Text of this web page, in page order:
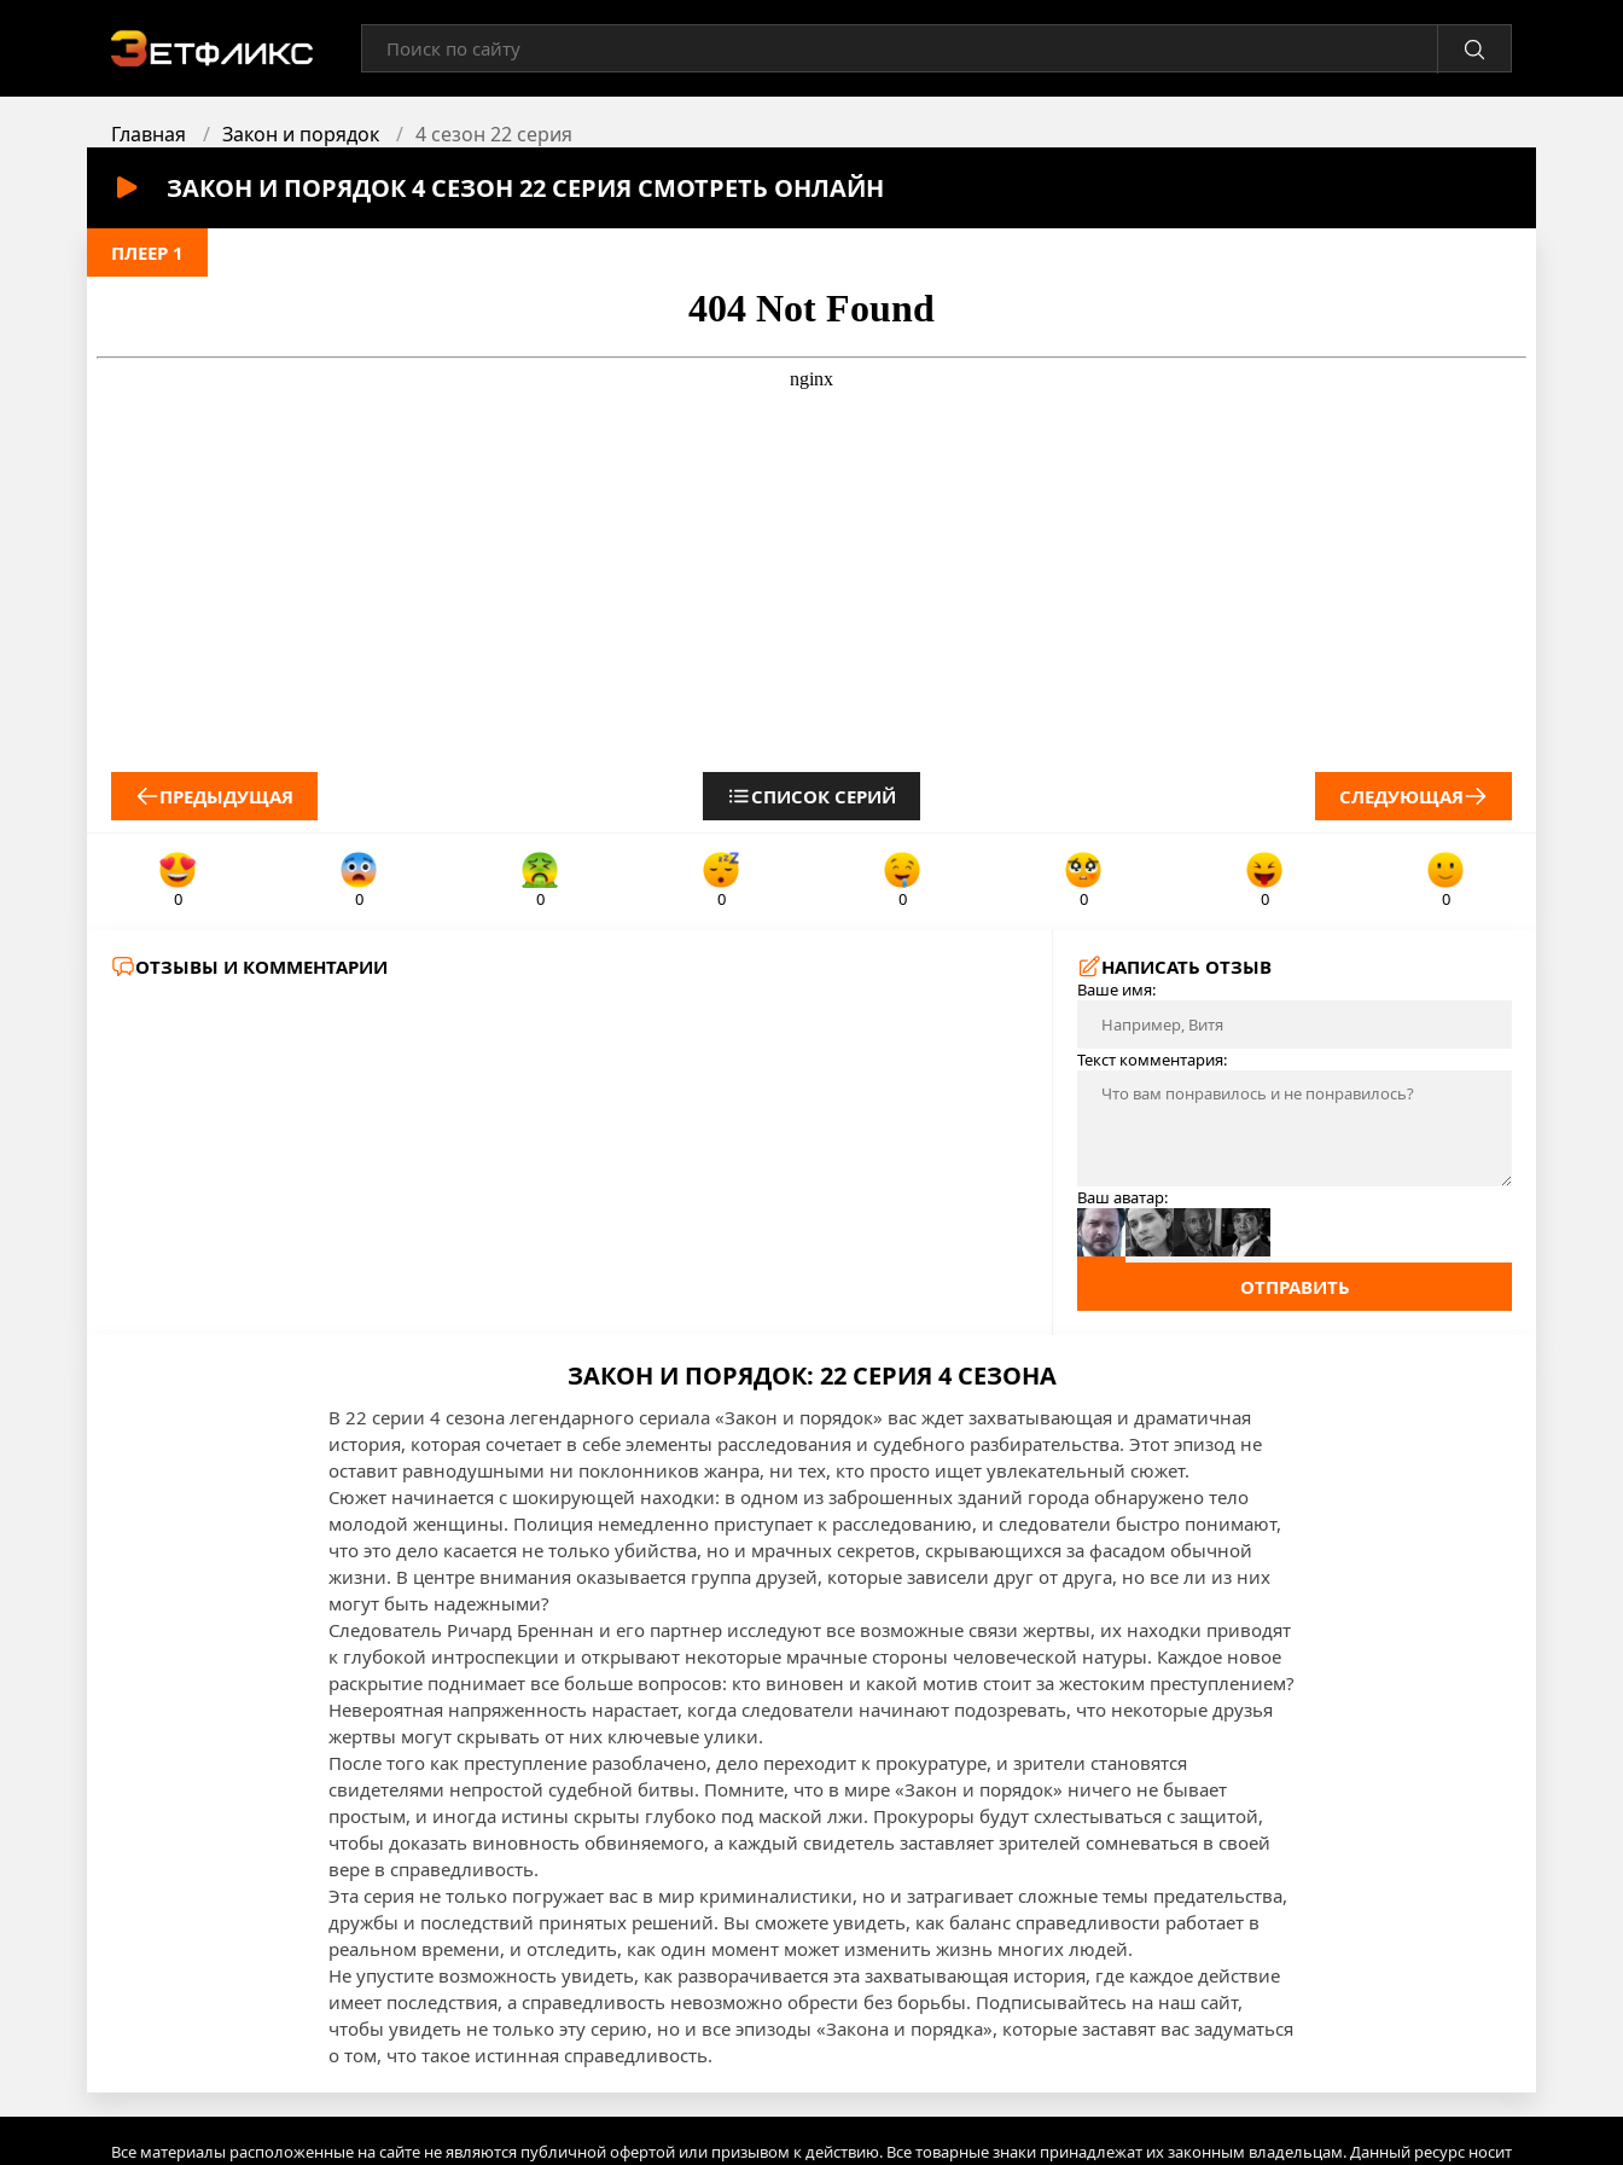
Главная Закон и порядок 4 сезон 22 серия
ЗАКОН И ПОРЯДОК 4 СЕЗОН 22 СЕРИЯ СМОТРЕТЬ ОНЛАЙН
ПЛЕЕР 1
ПРЕДЫДУЩАЯ СПИСОК СЕРИЙ СЛЕДУЮЩАЯ
0 0 0 0 0 0 0 0
ОТЗЫВЫ И КОММЕНТАРИИ НАПИСАТЬ ОТЗЫВ
Ваше имя:
Текст комментария:
Ваш аватар:
ОТПРАВИТЬ
ЗАКОН И ПОРЯДОК: 22 СЕРИЯ 4 СЕЗОНА
В 22 серии 4 сезона легендарного сериала «Закон и порядок» вас ждет захватывающая и драматичная
история, которая сочетает в себе элементы расследования и судебного разбирательства. Этот эпизод не
оставит равнодушными ни поклонников жанра, ни тех, кто просто ищет увлекательный сюжет.
Сюжет начинается с шокирующей находки: в одном из заброшенных зданий города обнаружено тело
молодой женщины. Полиция немедленно приступает к расследованию, и следователи быстро понимают,
что это дело касается не только убийства, но и мрачных секретов, скрывающихся за фасадом обычной
жизни. В центре внимания оказывается группа друзей, которые зависели друг от друга, но все ли из них
могут быть надежными?
Следователь Ричард Бреннан и его партнер исследуют все возможные связи жертвы, их находки приводят
к глубокой интроспекции и открывают некоторые мрачные стороны человеческой натуры. Каждое новое
раскрытие поднимает все больше вопросов: кто виновен и какой мотив стоит за жестоким преступлением?
Невероятная напряженность нарастает, когда следователи начинают подозревать, что некоторые друзья
жертвы могут скрывать от них ключевые улики.
После того как преступление разоблачено, дело переходит к прокуратуре, и зрители становятся
свидетелями непростой судебной битвы. Помните, что в мире «Закон и порядок» ничего не бывает
простым, и иногда истины скрыты глубоко под маской лжи. Прокуроры будут схлестываться с защитой,
чтобы доказать виновность обвиняемого, а каждый свидетель заставляет зрителей сомневаться в своей
вере в справедливость.
Эта серия не только погружает вас в мир криминалистики, но и затрагивает сложные темы предательства,
дружбы и последствий принятых решений. Вы сможете увидеть, как баланс справедливости работает в
реальном времени, и отследить, как один момент может изменить жизнь многих людей.
Не упустите возможность увидеть, как разворачивается эта захватывающая история, где каждое действие
имеет последствия, а справедливость невозможно обрести без борьбы. Подписывайтесь на наш сайт,
чтобы увидеть не только эту серию, но и все эпизоды «Закона и порядка», которые заставят вас задуматься
о том, что такое истинная справедливость.
Все материалы расположенные на сайте не являются публичной офертой или призывом к действию. Все товарные знаки принадлежат их законным владельцам. Данный ресурс носит